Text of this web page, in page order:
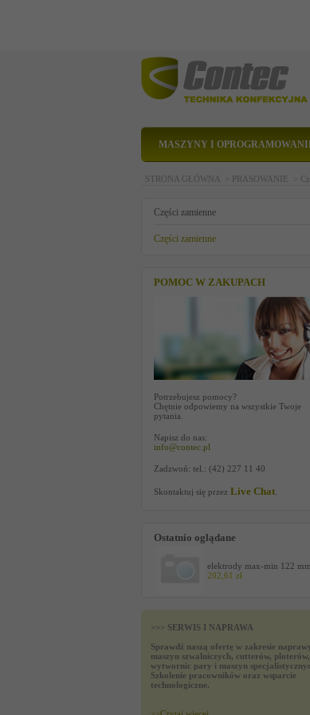
MASZYNY I
STRONA GŁÓWNA > PRASOWANIE >
Części zamienne
Części zamienne
POMOC W ZAKUPACH
Potrzebujesz pomocy?
Chętnie odpowiemy na wszystkie Twoje
pytania.
Napisz do nas:
info@contec.pl
Zadzwoń: tel.: (42) 227 11 40
Skontaktuj się przez Live Chat
Ostatnio oglądane
elektrody max-min 122 mm
202,61 zł
>>> SERWIS I NAPRAWA
Sprawdź naszą ofertę w zakresie
maszyn szwalniczych, cutterów, ploterów,
wytwornic pary i maszyn
Szkolenie pracowników oraz wsparcie
technologiczne.